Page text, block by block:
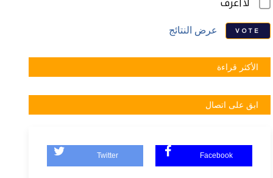
لا أعرف
VOTE عرض النتائج
الأكثر قراءة
ابق على اتصال
Twitter Facebook